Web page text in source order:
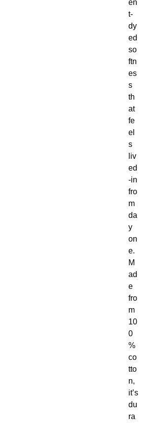
en
t-
dy
ed
so
ftn
es
s
th
at
fe
el
s
liv
ed
-in
fro
m
da
y
on
e.
M
ad
e
fro
m
10
0
%
co
tto
n,
it’s
du
ra